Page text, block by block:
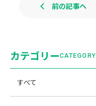
前の記事へ
カテゴリーCATEGORY
すべて